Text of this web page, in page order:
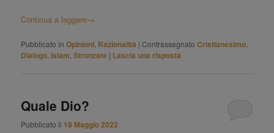
Continua a leggere→
Pubblicato in Opinioni Razionalità |Contrassegnato Cristianesimo
Dialogo ,Islam ,Stronzate | Lascia una risposta
Quale Dio?
Pubblicato il 18 Maggio 2022